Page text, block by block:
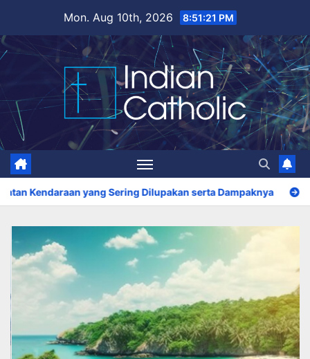
content
Mon. Aug 10th, 2026 8:51:23 PM
Sering Dilupakan serta Dampaknya 8 Cara Menjaga